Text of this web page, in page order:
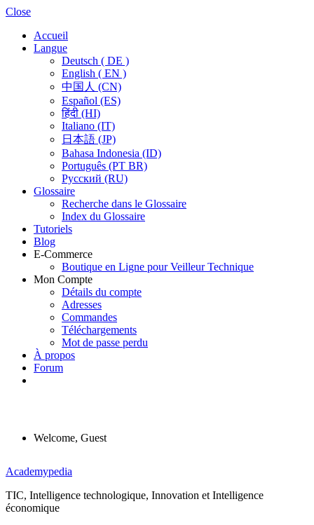
Close
Accueil
Langue
Deutsch ( DE )
English ( EN )
中国人 (CN)
Español (ES)
हिंदी (HI)
Italiano (IT)
日本語 (JP)
Bahasa Indonesia (ID)
Português (PT BR)
Pусский (RU)
Glossaire
Recherche dans le Glossaire
Index du Glossaire
Tutoriels
Blog
E-Commerce
Boutique en Ligne pour Veilleur Technique
Mon Compte
Détails du compte
Adresses
Commandes
Téléchargements
Mot de passe perdu
À propos
Forum
Welcome, Guest
Menu
Academypedia
TIC, Intelligence technologique, Innovation et Intelligence
économique